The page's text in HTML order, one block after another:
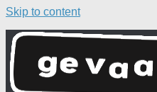
Skip to content